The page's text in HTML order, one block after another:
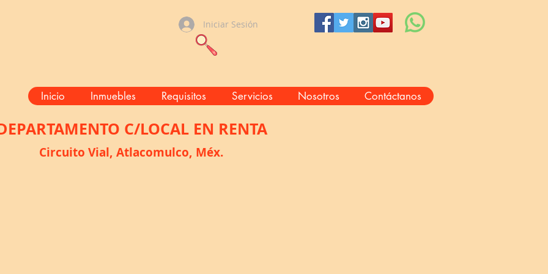
Iniciar Sesión
Inicio Inmuebles Requisitos Servicios Nosotros Contáctanos
C/LOCAL EN RENTA
Circuito Vial, Atlacomulco, Méx.